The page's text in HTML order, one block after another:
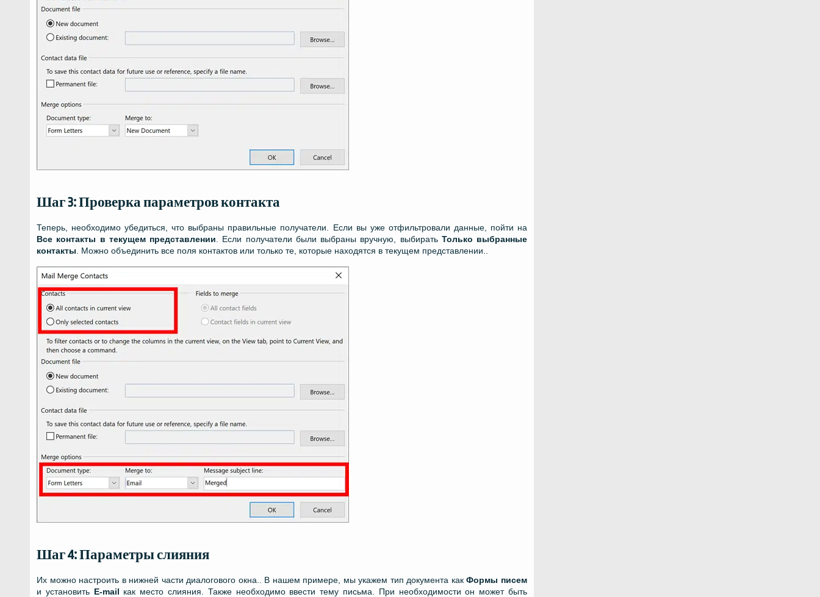
Шаг 3: Проверка параметров контакта
Теперь, необходимо убедиться, что выбраны правильные получатели. Если вы уже отфильтровали данные, пойти на
Все контакты в текущем представлении . Если получатели были выбраны вручную, выбирать Только выбранные
контакты . Можно объединить все поля контактов или только те, которые находятся в текущем представлении..
Шаг 4: Параметры слияния
Их можно настроить в нижней части диалогового окна.. В нашем примере, мы укажем тип документа какФормы писем
и установить E-mail как место слияния. Также необходимо ввести тему письма. При необходимости он может быть